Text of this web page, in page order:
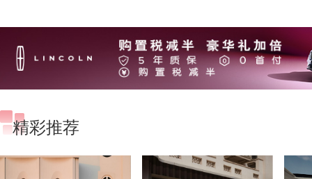
精彩推荐